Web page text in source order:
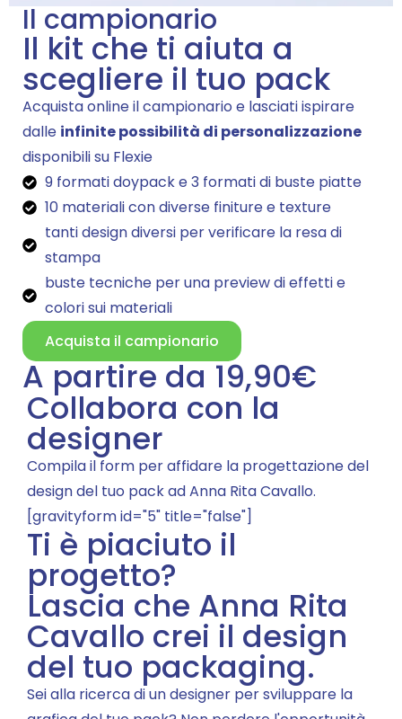
Il campionario
Il kit che ti aiuta a
scegliere il tuo pack
Acquista online il campionario e lasciati ispirare
dalle infinite possibilità di personalizzazione
disponibili su Flexie
9 formati doypack e 3 formati di buste piatte
10 materiali con diverse finiture e texture
tanti design diversi per verificare la resa di
stampa
buste tecniche per una preview di effetti e
colori sui materiali
Acquista il campionario
A partire da 19,90€
Ti è piaciuto il
progetto?
Lascia che Anna Rita
Cavallo crei il design
del tuo packaging.
Sei alla ricerca di un designer per sviluppare la
Collabora con la
designer
Compila il form per affidare la progettazione del
design del tuo pack ad Anna Rita Cavallo.
[gravityform id="5" title="false"]